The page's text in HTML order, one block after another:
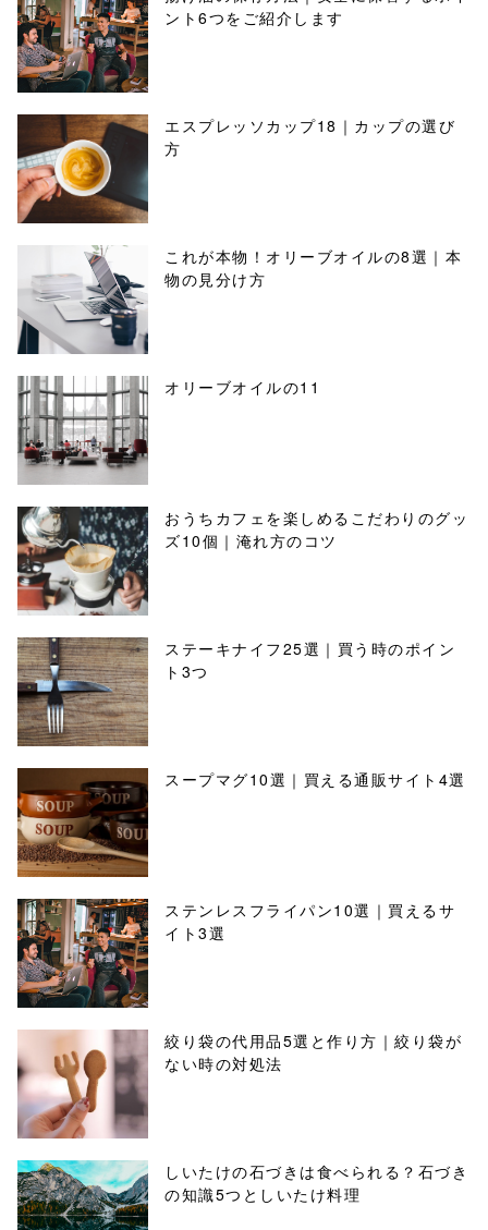
ント6つをご紹介します
エスプレッソカップ18｜カップの選び
方
これが本物！オリーブオイルの8選｜本
物の見分け方
オリーブオイルの11
おうちカフェを楽しめるこだわりのグッ
ズ10個｜淹れ方のコツ
ステーキナイフ25選｜買う時のポイン
ト3つ
スープマグ10選｜買える通販サイト4選
ステンレスフライパン10選｜買えるサ
イト3選
絞り袋の代用品5選と作り方｜絞り袋が
ない時の対処法
しいたけの石づきは食べられる？石づき
の知識5つとしいたけ料理